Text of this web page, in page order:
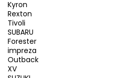
Kyron
Rexton
Tivoli
SUBARU
Forester
impreza
Outback
XV